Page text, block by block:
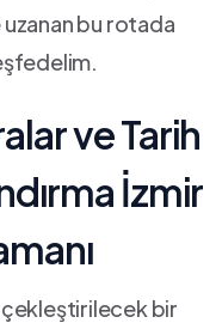
uzanan bu rotada
ve Tarih
İzmir
bir